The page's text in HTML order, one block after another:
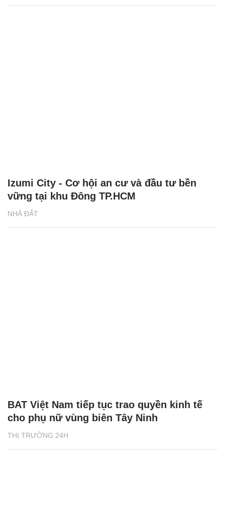
NHÀ ĐẤT
Izumi City - Cơ hội an cư và đầu tư bền
vững tại khu Đông TP.HCM
THỊ TRƯỜNG 24H
BAT Việt Nam tiếp tục trao quyền kinh tế
cho phụ nữ vùng biên Tây Ninh